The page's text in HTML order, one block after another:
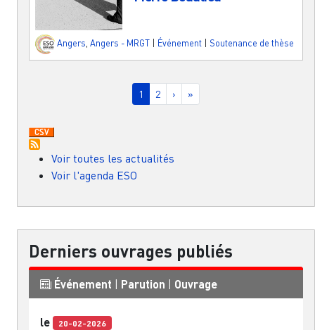
Angers, Angers - MRGT Événement Soutenance de thèse
Page courante
1 Page
2 Page suivante
› Dernière page
»
Voir toutes les actualités
Voir l'agenda ESO
Derniers ouvrages publiés
Événement Parution Ouvrage
le 20-02-2026